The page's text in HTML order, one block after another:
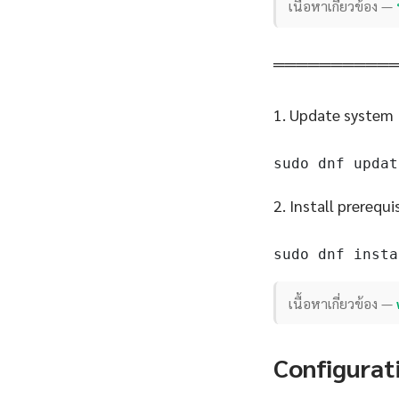
เนื้อหาเกี่ยวข้อง —
1. Update system
sudo dnf
2. Install
sudo dnf
เนื้อหาเกี่ยวข้อง —